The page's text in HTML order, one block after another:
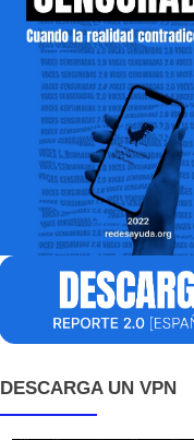
DESCARGA UN VPN